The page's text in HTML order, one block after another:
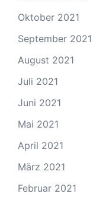
Oktober 2021
September 2021
August 2021
Juli 2021
Juni 2021
Mai 2021
April 2021
März 2021
Februar 2021